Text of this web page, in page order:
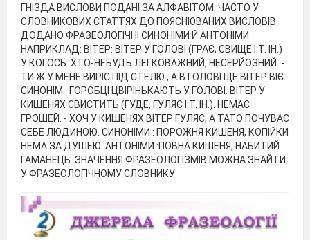
ГНІЗДА ВИСЛОВИ ПОДАНІ ЗА АЛФАВІТОМ. ЧАСТО У
СЛОВНИКОВИХ СТАТТЯХ ДО ПОЯСНЮВАНИХ ВИСЛОВІВ
ДОДАНО ФРАЗЕОЛОГІЧНІ СИНОНІМИ Й АНТОНІМИ.
НАПРИКЛАД: ВІТЕР: ВІТЕР У ГОЛОВІ (ГРАЄ, СВИЩЕ І Т. ІН.)
У КОГОСЬ. ХТО-НЕБУДЬ ЛЕГКОВАЖНИЙ, НЕСЕРЙОЗНИЙ. -
ТИ Ж У МЕНЕ ВИРІС ПІД СТЕЛЮ , А В ГОЛОВІ ЩЕ ВІТЕР ВІЄ.
СИНОНІМ : ГОРОБЦІ ЦВІРІНЬКАЮТЬ У ГОЛОВІ. ВІТЕР У
КИШЕНЯХ СВИСТИТЬ (ГУДЕ, ГУЛЯЄ І Т. ІН.). НЕМАЄ
ГРОШЕЙ. - ХОЧ У КИШЕНЯХ ВІТЕР ГУЛЯЄ, А ТАТО ПОЧУВАЄ
СЕБЕ ЛЮДИНОЮ. СИНОНІМИ : ПОРОЖНЯ КИШЕНЯ, КОПІЙКИ
НЕМА ЗА ДУШЕЮ. АНТОНІМИ :ПОВНА КИШЕНЯ, НАБИТИЙ
ГАМАНЕЦЬ. ЗНАЧЕННЯ ФРАЗЕОЛОГІЗМІВ МОЖНА ЗНАЙТИ
У ФРАЗЕОЛОГІЧНОМУ СЛОВНИКУ